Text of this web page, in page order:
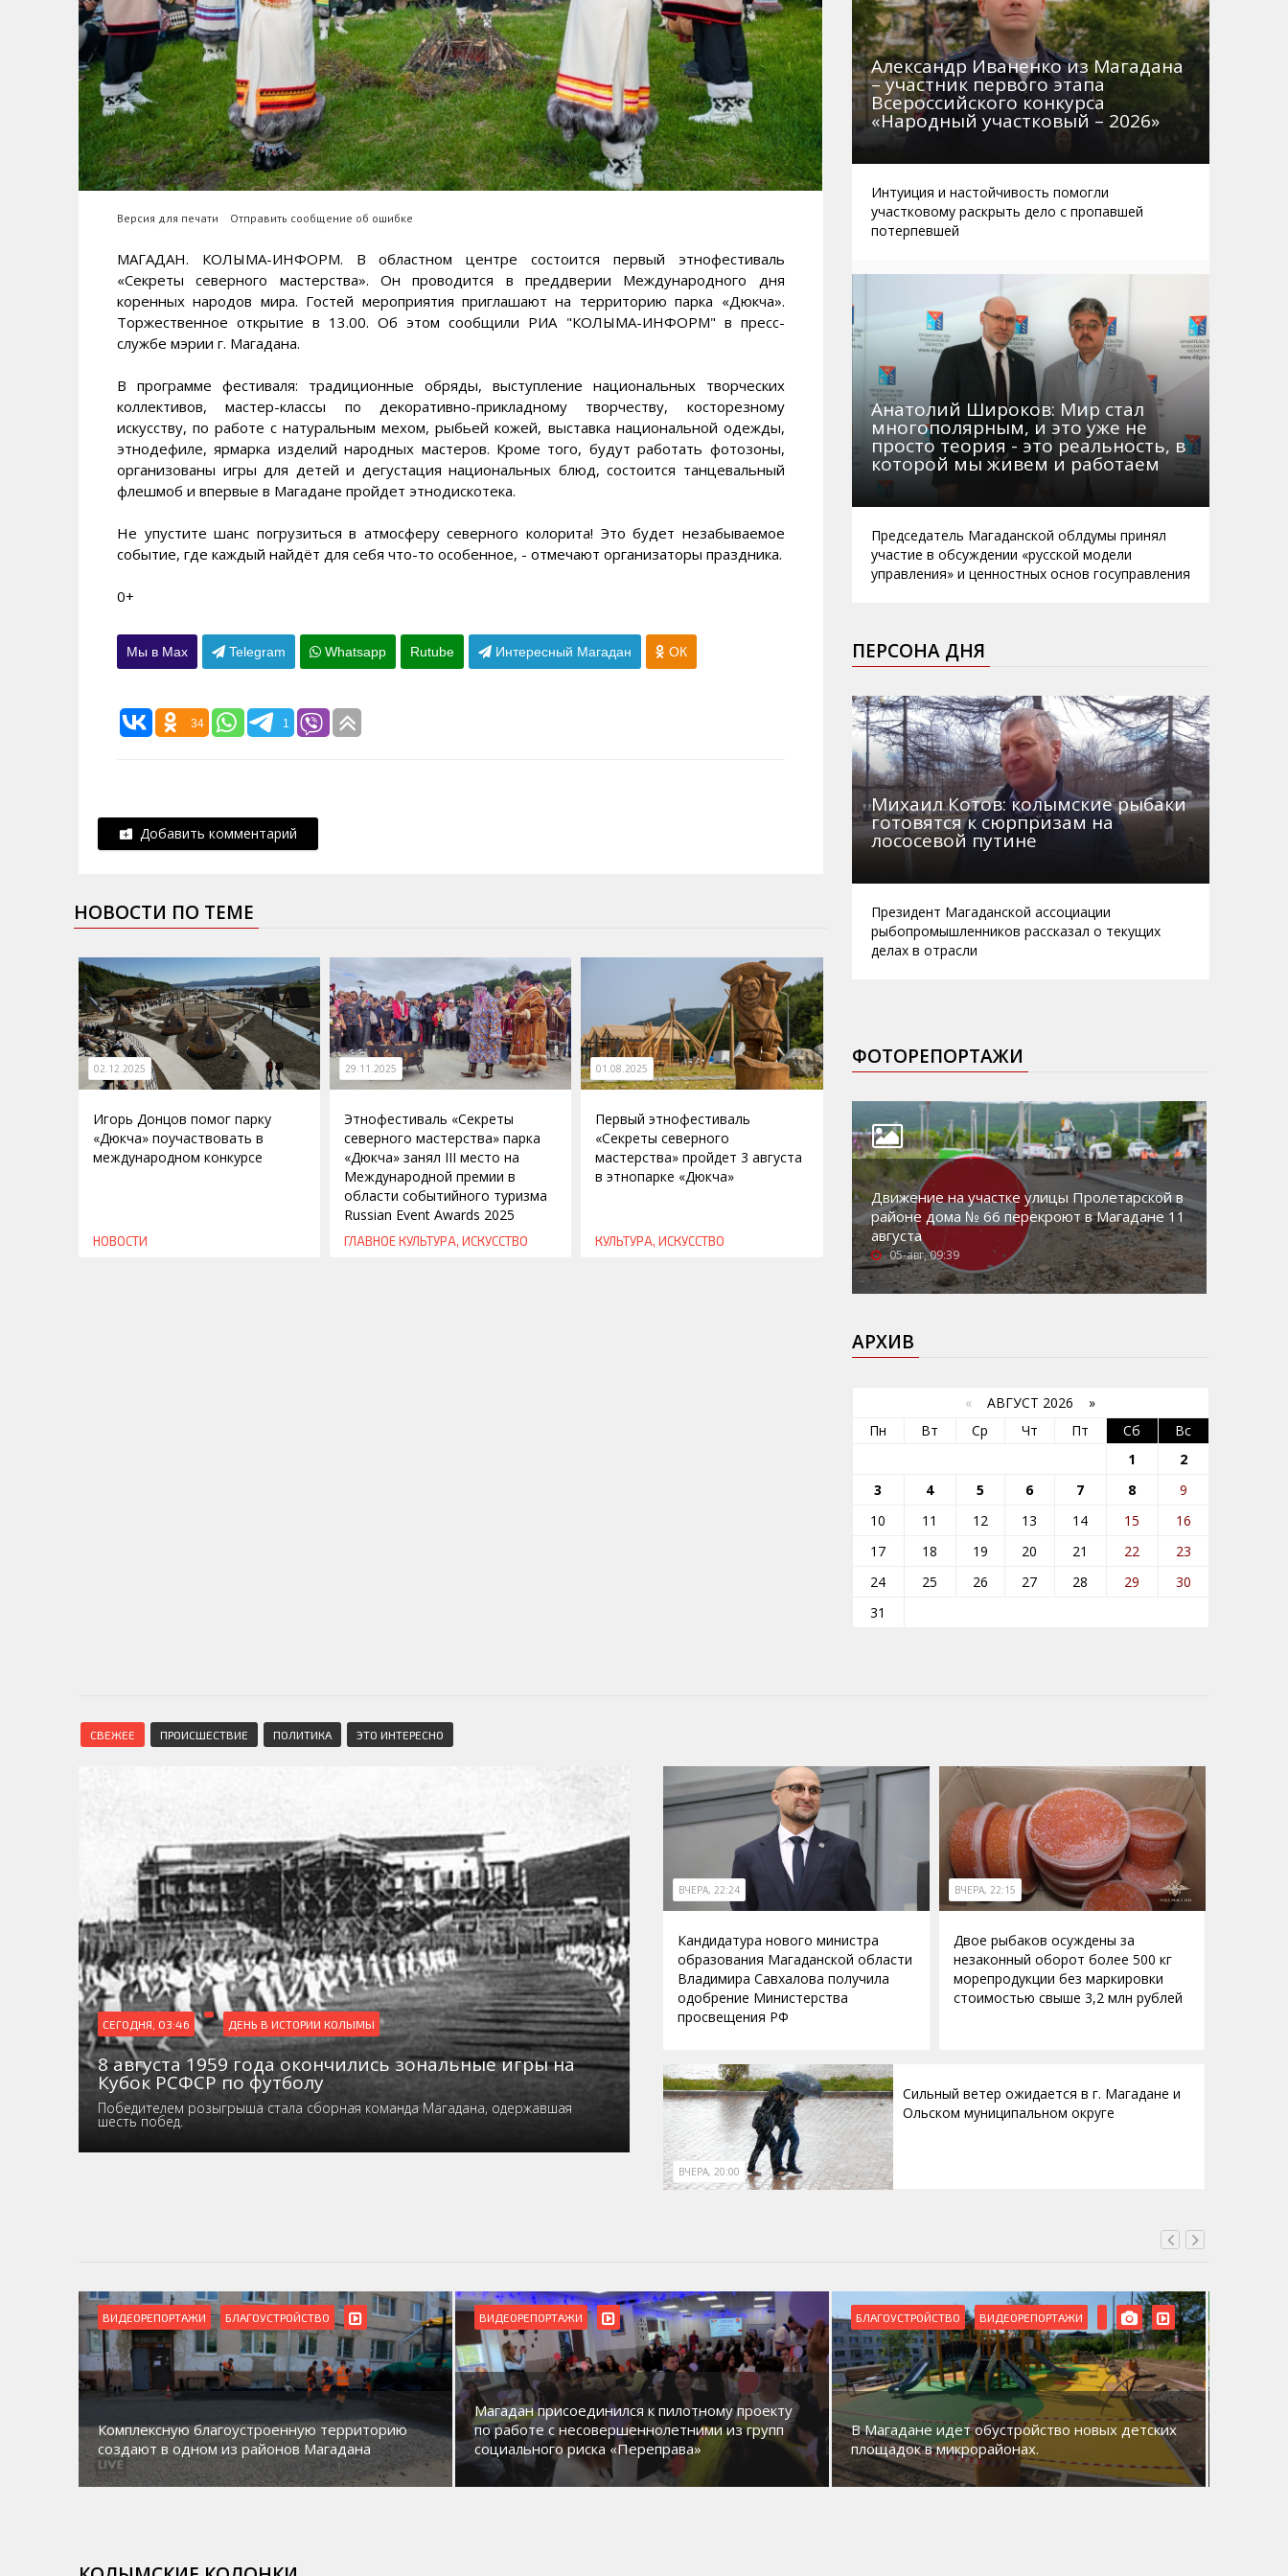
Версия для печати Отправить сообщение об ошибке
МАГАДАН. КОЛЫМА-ИНФОРМ. В областном центре состоится первый этнофестиваль
«Секреты северного мастерства». Он проводится в преддверии Международного дня
коренных народов мира. Гостей мероприятия приглашают на территорию парка «Дюкча».
Торжественное открытие в 13.00. Об этом сообщили РИА "КОЛЫМА-ИНФОРМ" в пресс-
службе мэрии г. Магадана.
В программе фестиваля: традиционные обряды, выступление национальных творческих
коллективов, мастер-классы по декоративно-прикладному творчеству, косторезному
искусству, по работе с натуральным мехом, рыбьей кожей, выставка национальной одежды,
этнодефиле, ярмарка изделий народных мастеров. Кроме того, будут работать фотозоны,
организованы игры для детей и дегустация национальных блюд, состоится танцевальный
флешмоб и впервые в Магадане пройдет этнодискотека.
Не упустите шанс погрузиться в атмосферу северного колорита! Это будет незабываемое
событие, где каждый найдёт для себя что-то особенное, - отмечают организаторы праздника.
0+
Мы в Max Telegram Whatsapp Rutube Интересный Магадан ОК
34 1
Добавить комментарий
НОВОСТИ ПО ТЕМЕ
02.12.2025
Игорь Донцов помог парку
«Дюкча» поучаствовать в
международном конкурсе
НОВОСТИ
29.11.2025
Этнофестиваль «Секреты
северного мастерства» парка
«Дюкча» занял III место на
Международной премии в
области событийного туризма
Russian Event Awards 2025
ГЛАВНОЕ КУЛЬТУРА, ИСКУССТВО
01.08.2025
Первый этнофестиваль
«Секреты северного
мастерства» пройдет 3 августа
в этнопарке «Дюкча»
КУЛЬТУРА, ИСКУССТВО
Александр Иваненко из Магадана
– участник первого этапа
Всероссийского конкурса
«Народный участковый – 2026»
Интуиция и настойчивость помогли
участковому раскрыть дело с пропавшей
потерпевшей
Анатолий Широков: Мир стал
многополярным, и это уже не
просто теория - это реальность, в
которой мы живем и работаем
Председатель Магаданской облдумы принял
участие в обсуждении «русской модели
управления» и ценностных основ госуправления
ПЕРСОНА ДНЯ
Михаил Котов: колымские рыбаки
готовятся к сюрпризам на
лососевой путине
Президент Магаданской ассоциации
рыбопромышленников рассказал о текущих
делах в отрасли
ФОТОРЕПОРТАЖИ
Движение на участке улицы Пролетарской в
районе дома № 66 перекроют в Магадане 11
августа
05-авг, 09:39
АРХИВ
« АВГУСТ 2026 »
Пн
Вт Ср Чт Пт Сб
Вс
1
2
3
4 5 6 7 8
9
10
11 12 13 14 15
16
17
18 19 20 21 22
23
24
25 26 27 28 29
30
31
СВЕЖЕЕ ПРОИСШЕСТВИЕ ПОЛИТИКА ЭТО ИНТЕРЕСНО
СЕГОДНЯ, 03:46 ДЕНЬ В ИСТОРИИ КОЛЫМЫ
8 августа 1959 года окончились зональные игры на
Кубок РСФСР по футболу
Победителем розыгрыша стала сборная команда Магадана, одержавшая
шесть побед.
ВЧЕРА, 22:24
Кандидатура нового министра
образования Магаданской области
Владимира Савхалова получила
одобрение Министерства
просвещения РФ
ВЧЕРА, 22:15
Двое рыбаков осуждены за
незаконный оборот более 500 кг
морепродукции без маркировки
стоимостью свыше 3,2 млн рублей
ВЧЕРА, 20:00
Сильный ветер ожидается в г. Магадане и
Ольском муниципальном округе
ВИДЕОРЕПОРТАЖИ БЛАГОУСТРОЙСТВО
Комплексную благоустроенную территорию
создают в одном из районов Магадана
ВИДЕОРЕПОРТАЖИ
Магадан присоединился к пилотному проекту
по работе с несовершеннолетними из групп
социального риска «Переправа»
БЛАГОУСТРОЙСТВО ВИДЕОРЕПОРТАЖИ
В Магадане идет обустройство новых детских
площадок в микрорайонах.